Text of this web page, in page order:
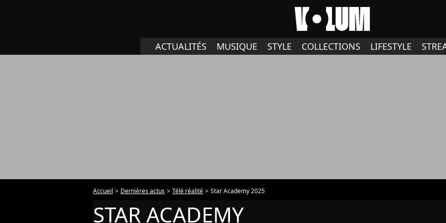
ACTUALITÉS MUSIQUE STYLE COLLECTIONS LIFESTYLE
Accueil Dernières actus Télé réalité Star Academy 2025
STAR ACADEMY